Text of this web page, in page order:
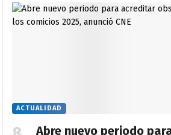
ACTUALIDAD
Abre nuevo periodo